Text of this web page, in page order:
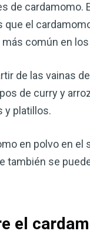
de cardamomo.
el
más común en
de las vainas
de curry y
y platillos.
en polvo en
también se
el